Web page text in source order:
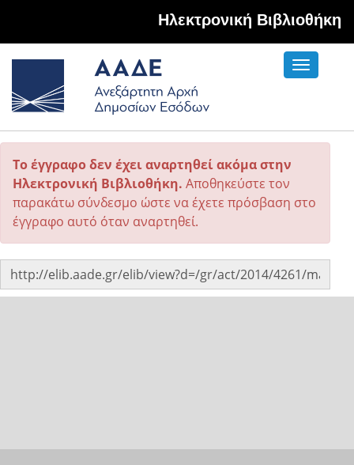
Hλεκτρονική Βιβλιοθήκη
Toggle
Το έγγραφο δεν έχει αναρτηθεί ακόμα στην
Ηλεκτρονική Βιβλιοθήκη. Αποθηκεύστε τον
παρακάτω σύνδεσμο ώστε να έχετε πρόσβαση στο
έγγραφο αυτό όταν αναρτηθεί.